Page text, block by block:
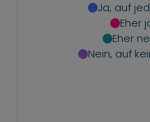
Ja, auf
Eher
Eher
Nein, auf